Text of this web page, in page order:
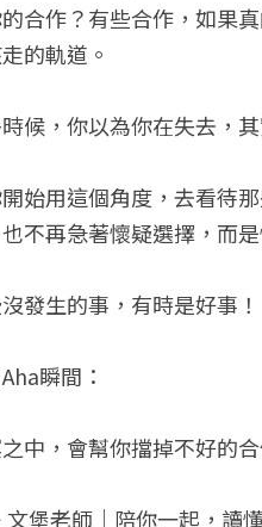
合作？有些合作，如果
的軌道。
候，你以為你在失去，
始用這個角度，去看待
不再急著懷疑選擇，而
發生的事，有時是好事！
瞬間：
中，會幫你擋掉不好的
堡老師｜陪你一起，讀